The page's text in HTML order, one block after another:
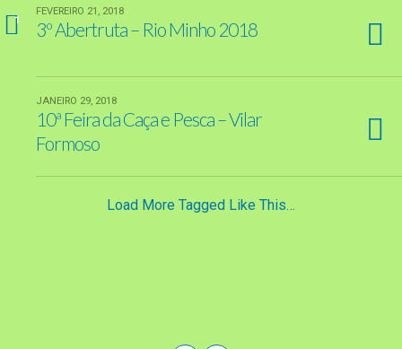
1
FEVEREIRO 21, 2018
3º Abertruta – Rio Minho 2018
JANEIRO 29, 2018
10ª Feira da Caça e Pesca – Vilar
Formoso
Load More Tagged Like This…